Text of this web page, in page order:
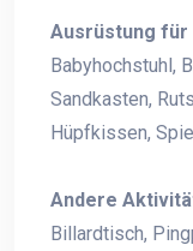
Ausrüstung für
Babyhochstuhl,
Sandkasten,
Hüpfkissen,
Andere
Billardtisch,